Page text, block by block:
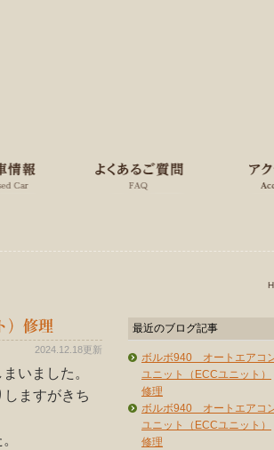
）修理
2024.12.18更新
いました。
ますがきち
最近のブログ記事
ボルボ940 オートエアコ
ユニット（ECCユニット）
修理
ボルボ940 オートエアコ
ユニット（ECCユニット）
修理